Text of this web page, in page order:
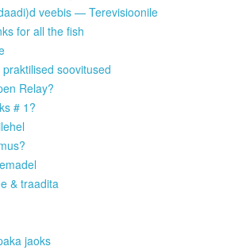
veebis — Terevisioonile
for all the fish
soovitused
Relay?
# 1?
& traadita
jaoks